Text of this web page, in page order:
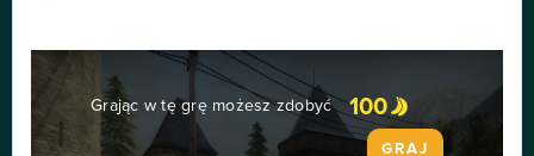
Grając w tę grę możesz zdobyć 100
GRAJ